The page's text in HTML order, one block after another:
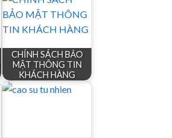
CHÍNH SÁCH BẢO
MẬT THÔNG TIN
KHÁCH HÀNG